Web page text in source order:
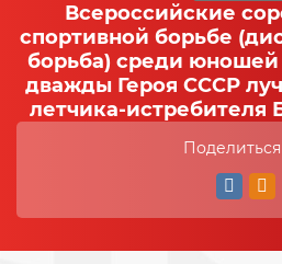
Всероссийские
спортивной борьбе
борьба) среди юношей
дважды Героя СССР
летчика-истребителя
Поделиться